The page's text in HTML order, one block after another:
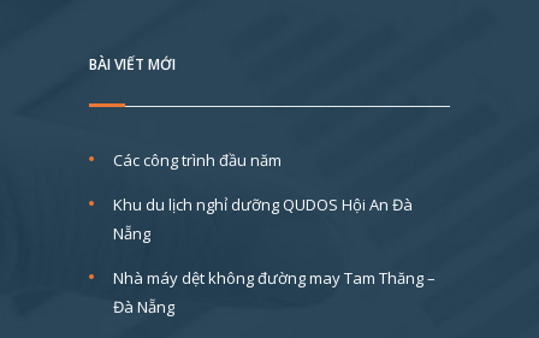
BÀI VIẾT MỚI
Các công trình đầu năm
Khu du lịch nghỉ dưỡng QUDOS Hội An Đà
Nẵng
Nhà máy dệt không đường may Tam Thăng –
Đà Nẵng